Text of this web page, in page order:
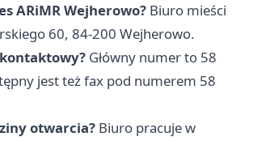
ARiMR Wejherowo? Biuro mieści
60, 84-200 Wejherowo.
Główny numer to 58
jest też fax pod numerem 58
otwarcia? Biuro pracuje w